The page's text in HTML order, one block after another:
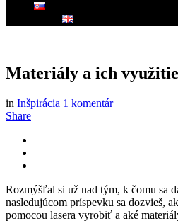
Materiály a ich
in Inšpirácia 1 komentár
Share
Rozmýšľal si už nad tým, k čomu sa
nasledujúcom príspevku sa dozvieš,
pomocou lasera vyrobiť a aké